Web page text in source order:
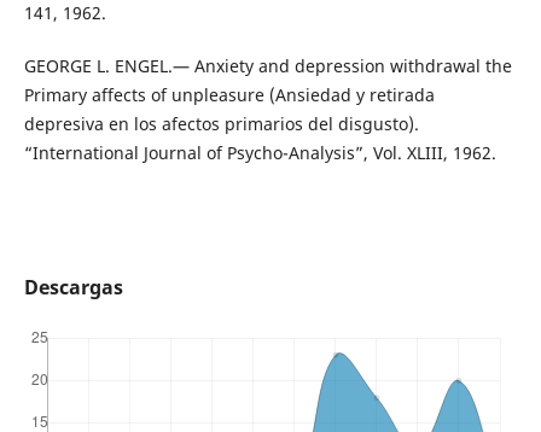
141, 1962.
GEORGE L. ENGEL.— Anxiety and depression withdrawal the
Primary affects of unpleasure (Ansiedad y retirada
depresiva en los afectos primarios del disgusto).
“International Journal of Psycho-Analysis”, Vol. XLIII, 1962.
Descargas